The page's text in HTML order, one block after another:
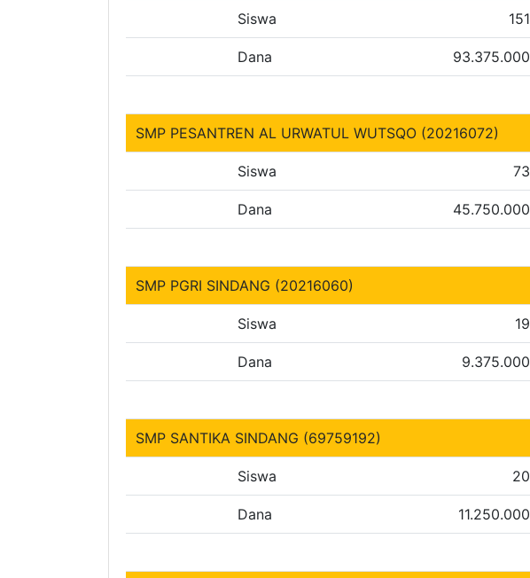
Siswa 151
Dana 93.375.000
SMP PESANTREN AL URWATUL WUTSQO (20216072)
Siswa 73
Dana 45.750.000
SMP PGRI SINDANG (20216060)
Siswa 19
Dana 9.375.000
SMP SANTIKA SINDANG (69759192)
Siswa 20
Dana 11.250.000